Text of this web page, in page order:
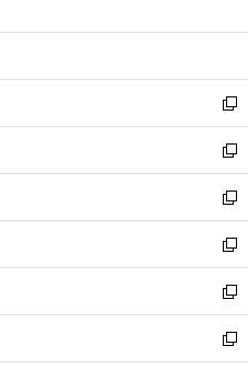
ウ
開
く
新
し
い
ウ
ィ
ン
ド
ウ
で
開
く
新
し
い
ウ
ィ
ン
ド
ウ
で
開
新
し
い
ウ
ィ
ン
ド
ウ
新
し
い
ウ
ィ
ン
新
し
い
ウ
新